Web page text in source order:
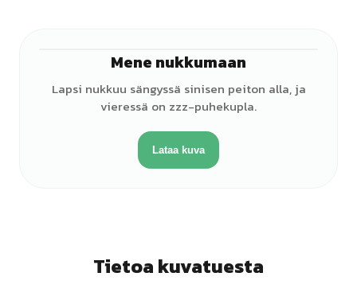
Mene nukkumaan
Lapsi nukkuu sängyssä sinisen peiton alla, ja
vieressä on zzz-puhekupla.
Lataa kuva
Tietoa kuvatuesta